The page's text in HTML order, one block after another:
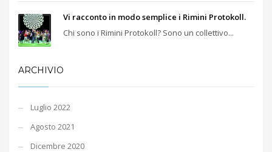
Vi racconto in modo semplice i Rimini Protokoll.
Chi sono i Rimini Protokoll? Sono un collettivo...
ARCHIVIO
Luglio 2022
Agosto 2021
Dicembre 2020